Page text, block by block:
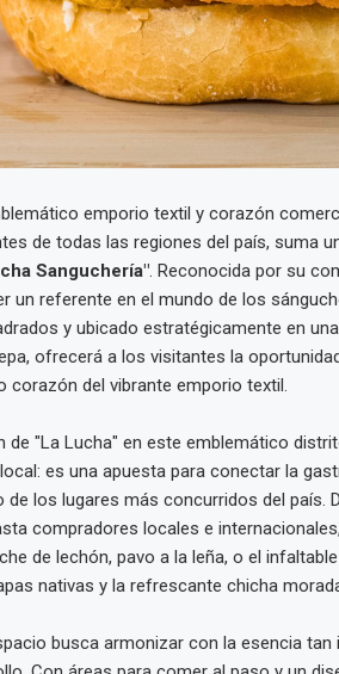
emporio textil y corazón
de todas las regiones del país, suma
Sanguchería". Reconocida por su
un referente en el mundo de los
y ubicado estratégicamente en
ofrecerá a los visitantes la
corazón del vibrante emporio textil.
de "La Lucha" en este emblemático
es una apuesta para conectar la
de los lugares más concurridos del país.
compradores locales e
de lechón, pavo a la leña, o el
nativas y la refrescante chicha
busca armonizar con la esencia